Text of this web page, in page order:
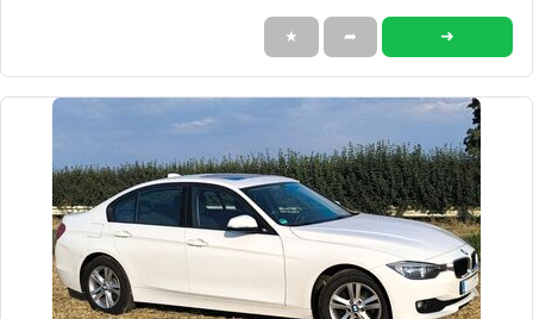
★ ➦ ➜